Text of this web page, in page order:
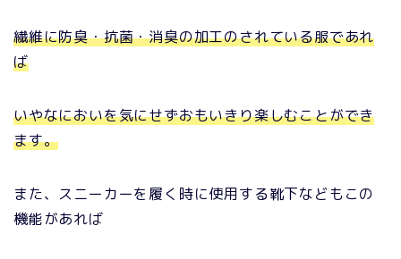
繊維に防臭・抗菌・消臭の加工のされている服であれ
ば
いやなにおいを気にせずおもいきり楽しむことができ
ます。
また、スニーカーを履く時に使用する靴下などもこの
機能があれば